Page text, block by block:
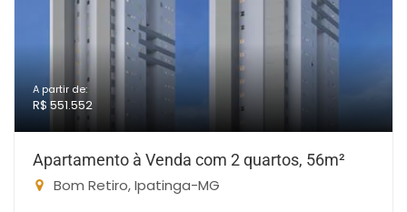
A partir de:
R$ 551.552
Apartamento à Venda com 2 quartos, 56m²
Bom Retiro, Ipatinga-MG